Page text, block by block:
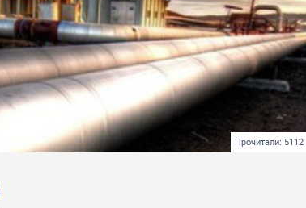
Прочитали: 5112